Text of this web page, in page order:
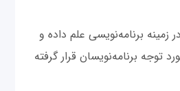
زمینه برنامه‌نویسی علم داده و
توجه برنامه‌نویسان قرار گرفته